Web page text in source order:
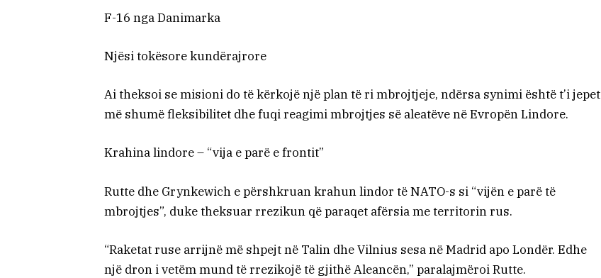
F-16 nga Danimarka
Njësi tokësore kundërajrore
Ai theksoi se misioni do të kërkojë një plan të ri mbrojtjeje, ndërsa synimi është t’i jepet
më shumë fleksibilitet dhe fuqi reagimi mbrojtjes së aleatëve në Evropën Lindore.
Krahina lindore – “vija e parë e frontit”
Rutte dhe Grynkewich e përshkruan krahun lindor të NATO-s si “vijën e parë të
mbrojtjes”, duke theksuar rrezikun që paraqet afërsia me territorin rus.
“Raketat ruse arrijnë më shpejt në Talin dhe Vilnius sesa në Madrid apo Londër. Edhe
një dron i vetëm mund të rrezikojë të gjithë Aleancën,” paralajmëroi Rutte.